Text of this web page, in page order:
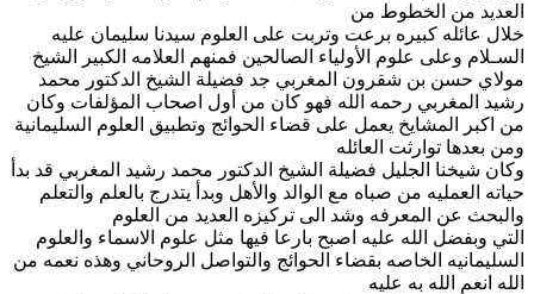
العديد من الخطوط من
خلال عائله كبيره برعت وتربت على العلوم سيدنا سليمان عليه
السـلام وعلى علوم الأولياء الصالحين فمنهم العلامه الكبير الشيخ
مولاي حسن بن شقرون المغربي جد فضيلة الشيخ الدكتور محمد
رشيد المغربي رحمه الله فهو كان من أول اصحاب المؤلفات وكان
من اكبر المشايخ يعمل على قضاء الحوائج وتطبيق العلوم السليمانية
ومن بعدها توارثت العائله
وكان شيخنا الجليل فضيلة الشيخ الدكتور محمد رشيد المغربي قد بدأ
حياته العمليه من صباه مع الوالد والأهل وبدأ يتدرج بالعلم والتعلم
والبحث عن المعرفه وشد الى تركيزه العديد من العلوم
التي وبفضل الله عليه اصبح بارعا فيها مثل علوم الاسماء والعلوم
السليمانيه الخاصه بقضاء الحوائج والتواصل الروحاني وهذه نعمه من
الله انعم الله به عليه